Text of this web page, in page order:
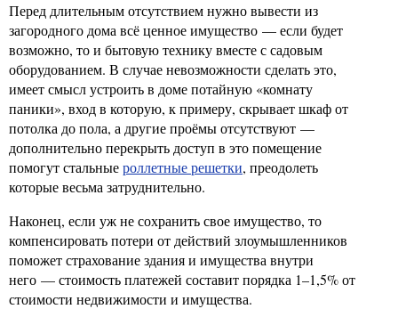
Перед длительным отсутствием нужно вывести из
загородного дома всё ценное имущество — если будет
возможно, то и бытовую технику вместе с садовым
оборудованием. В случае невозможности сделать это,
имеет смысл устроить в доме потайную «комнату
паники», вход в которую, к примеру, скрывает шкаф от
потолка до пола, а другие проёмы отсутствуют —
дополнительно перекрыть доступ в это помещение
помогут стальныероллетные решетки, преодолеть
которые весьма затруднительно.
Наконец, если уж не сохранить свое имущество, то
компенсировать потери от действий злоумышленников
поможет страхование здания и имущества внутри
него — стоимость платежей составит порядка 1–1,5% от
стоимости недвижимости и имущества.